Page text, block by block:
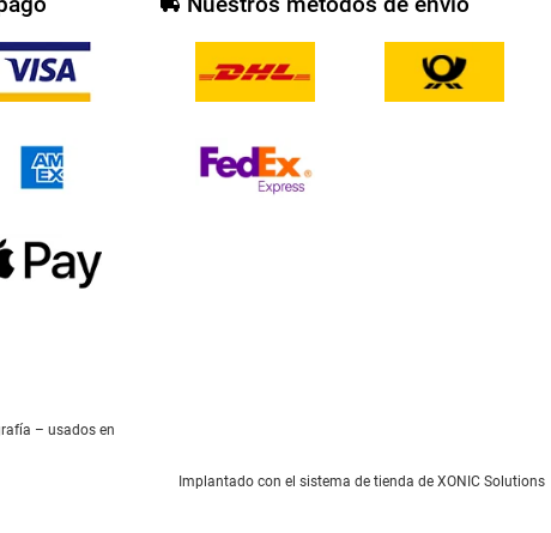
– usados en
Implantado con el sistema de tienda de XONIC Solutions